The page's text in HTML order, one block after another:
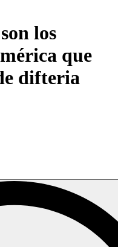
los
que
difteria